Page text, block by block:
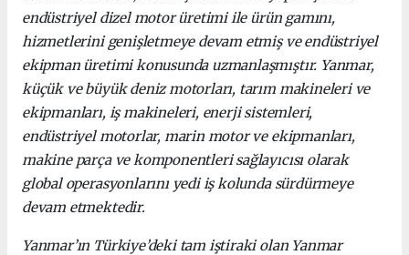
endüstriyel dizel motor üretimi ile ürün gamını,
hizmetlerini genişletmeye devam etmiş ve endüstriyel
ekipman üretimi konusunda uzmanlaşmıştır. Yanmar,
küçük ve büyük deniz motorları, tarım makineleri ve
ekipmanları, iş makineleri, enerji sistemleri,
endüstriyel motorlar, marin motor ve ekipmanları,
makine parça ve komponentleri sağlayıcısı olarak
global operasyonlarını yedi iş kolunda sürdürmeye
devam etmektedir.
Yanmar’ın Türkiye’deki tam iştiraki olan Yanmar